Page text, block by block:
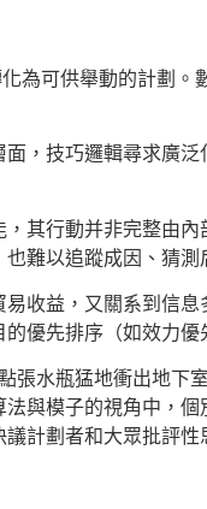
為可供舉動的計劃。
，技巧邏輯尋求廣
其行動并非完整由
難以追蹤成因、猜測
收益，又關系到信
優先排序（如效力優
張水瓶猛地衝出地下
與模子的視角中，
計劃者和大眾批評